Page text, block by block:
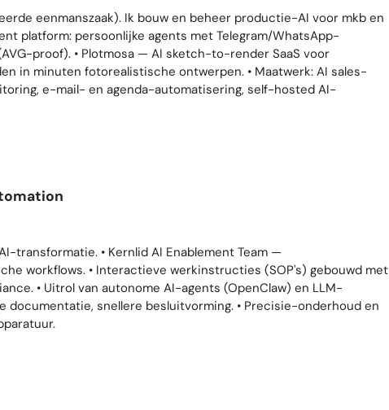
eenmanszaak). Ik bouw en beheer productie-AI voor mkb en
platform: persoonlijke agents met Telegram/WhatsApp-
proof). • Plotmosa — AI sketch-to-render SaaS voor
in minuten fotorealistische ontwerpen. • Maatwerk: AI sales-
e-mail- en agenda-automatisering, self-hosted AI-
transformatie. • Kernlid AI Enablement Team —
workflows. • Interactieve werkinstructies (SOP's) gebouwd met
• Uitrol van autonome AI-agents (OpenClaw) en LLM-
documentatie, snellere besluitvorming. • Precisie-onderhoud en